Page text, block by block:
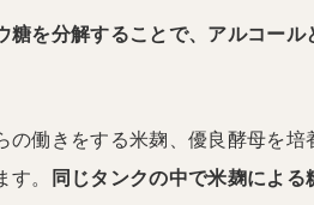
糖を分解することで、アルコール
の働きをする米麹、優良酵母を培
。
同じタンクの中で米麹による